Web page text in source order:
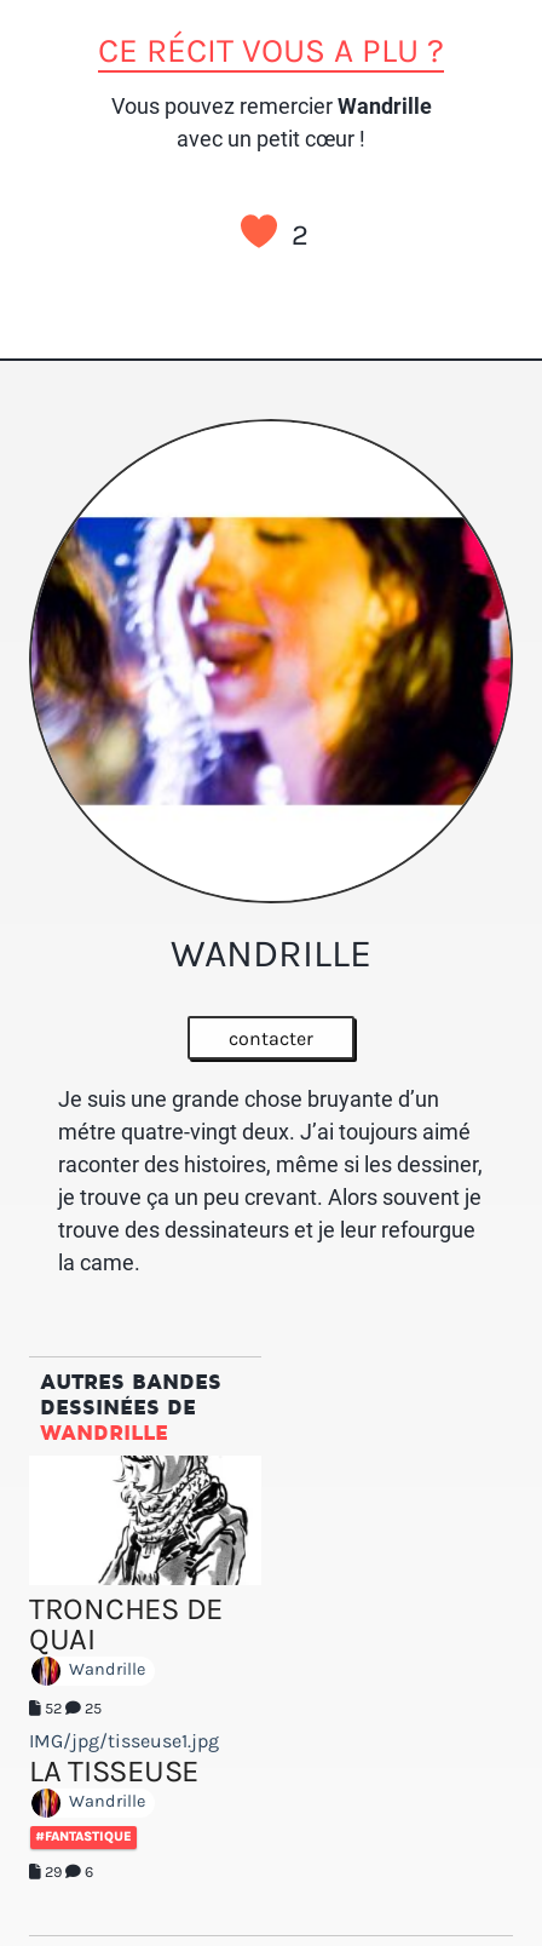
CE RÉCIT VOUS A PLU ?
Vous pouvez remercierWandrille
avec un petit cœur !
2
WANDRILLE
contacter
Je suis une grande chose bruyante d’un
métre quatre-vingt deux. J’ai toujours aimé
raconter des histoires, même si les dessiner,
je trouve ça un peu crevant. Alors souvent je
trouve des dessinateurs et je leur refourgue
la came.
AUTRES BANDES
DESSINÉES DE
WANDRILLE
TRONCHES DE
QUAI
Wandrille
52 25
IMG/jpg/tisseuse1.jpg
LA TISSEUSE
Wandrille
#FANTASTIQUE
29 6